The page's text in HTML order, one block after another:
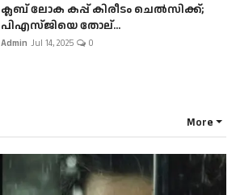
ക്ലബ് ലോക കപ്പ് കിരീടം ചെല്‍സിക്ക്;
പിഎസ്ജിയെ തോല്...
Admin Jul 14, 2025 0
More